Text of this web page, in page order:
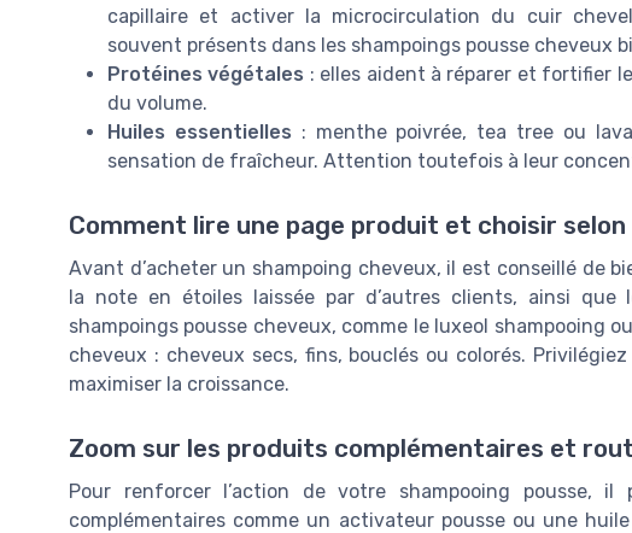
capillaire et activer la microcirculation du cuir
souvent présents dans les shampoings pousse cheveux
Protéines végétales : elles aident à réparer et fortifier
du volume.
Huiles essentielles : menthe poivrée, tea tree ou
sensation de fraîcheur. Attention toutefois à leur
Comment lire une page produit et choisir
Avant d’acheter un shampoing cheveux, il est conseillé de
la note en étoiles laissée par d’autres clients, ainsi
shampoings pousse cheveux, comme le luxeol shampooing
cheveux : cheveux secs, fins, bouclés ou colorés.
maximiser la croissance.
Zoom sur les produits complémentaires et
Pour renforcer l’action de votre shampooing pousse,
complémentaires comme un activateur pousse ou une